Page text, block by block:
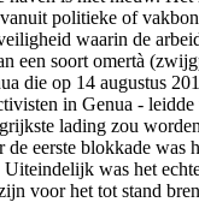
politieke of
waarin de
een soort omertà
die op 14 augustus
in Genua -
lading zou
eerste blokkade was
was het
voor het tot stand